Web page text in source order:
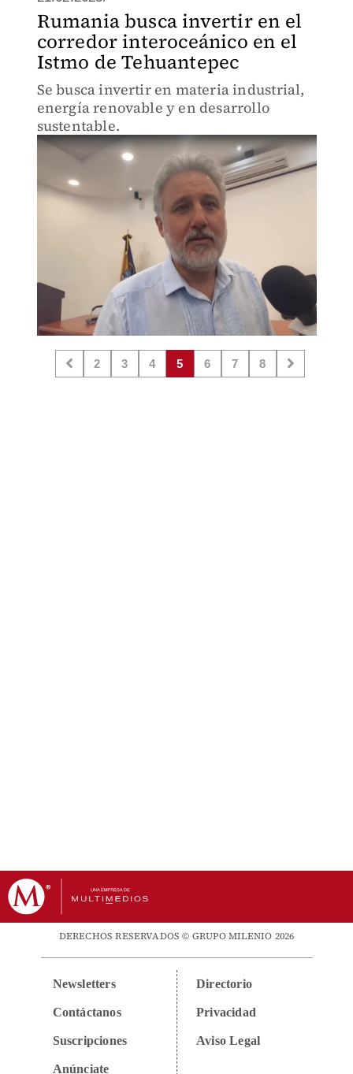
Rumania busca invertir en el
corredor interoceánico en el
Istmo de Tehuantepec
Se busca invertir en materia industrial,
energía renovable y en desarrollo
sustentable.
2 3 4 5 6 7 8
DERECHOS RESERVADOS © GRUPO MILENIO 2026
Newsletters
Contáctanos
Suscripciones
Anúnciate
Directorio
Privacidad
Aviso Legal